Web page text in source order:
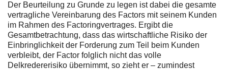
Der Beurteilung zu Grunde zu legen ist dabei die gesamte
vertragliche Vereinbarung des Factors mit seinem Kunden
im Rahmen des Factoringvertrages. Ergibt die
Gesamtbetrachtung, dass das wirtschaftliche Risiko der
Einbringlichkeit der Forderung zum Teil beim Kunden
verbleibt, der Factor folglich nicht das volle
Delkredererisiko übernimmt, so zieht er – zumindest